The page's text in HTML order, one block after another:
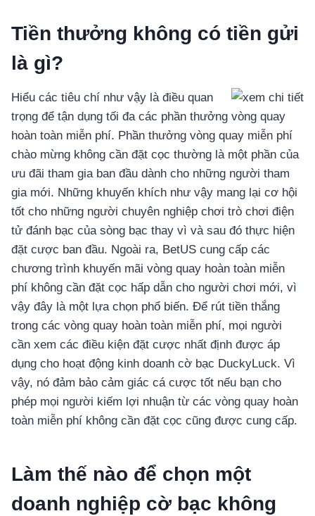
อุปกรณ์เพื่อความบันเทิง
อุปกรณ์เพื่อความบันเทิง
หูฟัง
ลำโพง
โทรทัศน์
สินค้าตามแบรนด์
Tiền thưởng không có tiền gửi
là gì?
Hiểu các tiêu chí như vậy là điều quan
trọng để tận dụng tối đa các phần thưởng vòng quay
hoàn toàn miễn phí. Phần thưởng vòng quay miễn phí
chào mừng không cần đặt cọc thường là một phần của
ưu đãi tham gia ban đầu dành cho những người tham
gia mới. Những khuyến khích như vậy mang lại cơ hội
tốt cho những người chuyên nghiệp chơi trò chơi điện
tử đánh bạc của sòng bạc thay vì và sau đó thực hiện
đặt cược ban đầu. Ngoài ra, BetUS cung cấp các
chương trình khuyến mãi vòng quay hoàn toàn miễn
phí không cần đặt cọc hấp dẫn cho người chơi mới, vì
vậy đây là một lựa chọn phổ biến. Để rút tiền thắng
trong các vòng quay hoàn toàn miễn phí, mọi người
cần xem các điều kiện đặt cược nhất định được áp
dụng cho hoạt động kinh doanh cờ bạc DuckyLuck. Vì
vậy, nó đảm bảo cảm giác cá cược tốt nếu bạn cho
phép mọi người kiếm lợi nhuận từ các vòng quay hoàn
toàn miễn phí không cần đặt cọc cũng được cung cấp.
Làm thế nào để chọn một
doanh nghiệp cờ bạc không